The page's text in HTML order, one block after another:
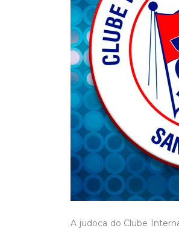
A judoca do Clube